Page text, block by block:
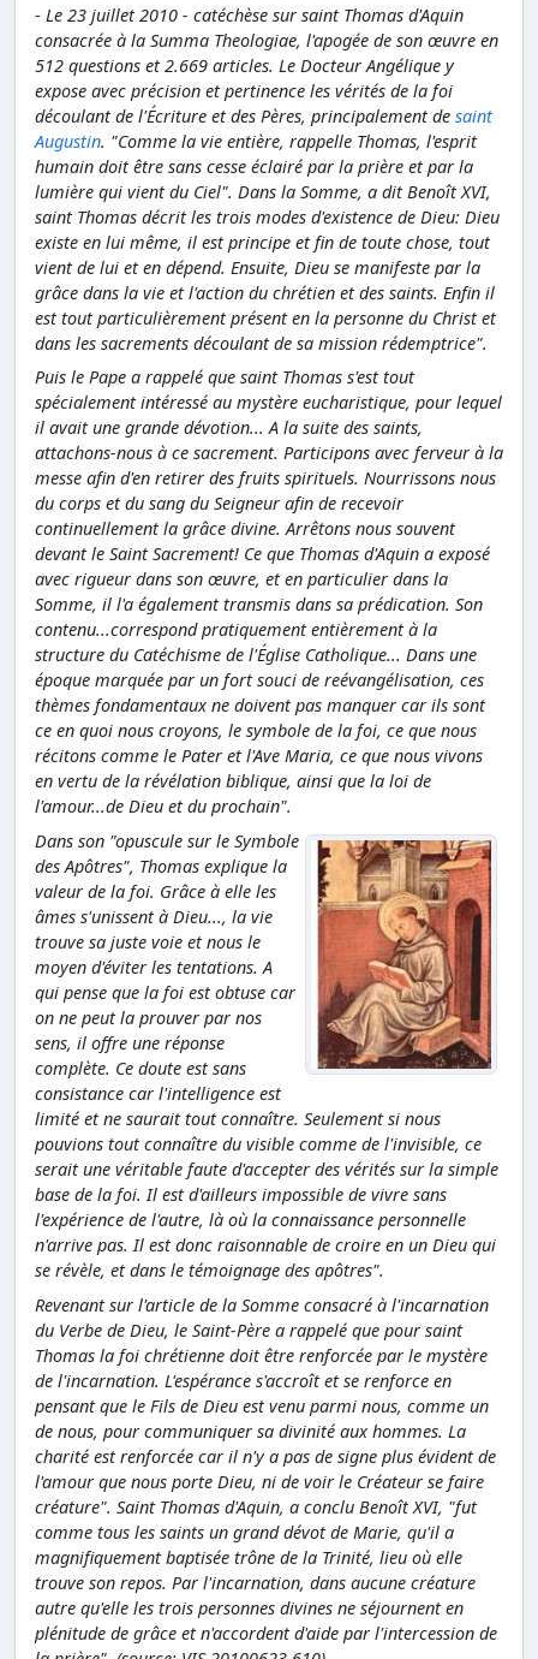
- Le 23 juillet 2010 - catéchèse sur saint Thomas d'Aquin
consacrée à la Summa Theologiae, l'apogée de son œuvre en
512 questions et 2.669 articles. Le Docteur Angélique y
expose avec précision et pertinence les vérités de la foi
découlant de l'Écriture et des Pères, principalement de saint
Augustin. "Comme la vie entière, rappelle Thomas, l'esprit
humain doit être sans cesse éclairé par la prière et par la
lumière qui vient du Ciel". Dans la Somme, a dit Benoît XVI,
saint Thomas décrit les trois modes d'existence de Dieu: Dieu
existe en lui même, il est principe et fin de toute chose, tout
vient de lui et en dépend. Ensuite, Dieu se manifeste par la
grâce dans la vie et l'action du chrétien et des saints. Enfin il
est tout particulièrement présent en la personne du Christ et
dans les sacrements découlant de sa mission rédemptrice".
Puis le Pape a rappelé que saint Thomas s'est tout
spécialement intéressé au mystère eucharistique, pour lequel
il avait une grande dévotion... A la suite des saints,
attachons-nous à ce sacrement. Participons avec ferveur à la
messe afin d'en retirer des fruits spirituels. Nourrissons nous
du corps et du sang du Seigneur afin de recevoir
continuellement la grâce divine. Arrêtons nous souvent
devant le Saint Sacrement! Ce que Thomas d'Aquin a exposé
avec rigueur dans son œuvre, et en particulier dans la
Somme, il l'a également transmis dans sa prédication. Son
contenu...correspond pratiquement entièrement à la
structure du Catéchisme de l'Église Catholique... Dans une
époque marquée par un fort souci de reévangélisation, ces
thèmes fondamentaux ne doivent pas manquer car ils sont
ce en quoi nous croyons, le symbole de la foi, ce que nous
récitons comme le Pater et l'Ave Maria, ce que nous vivons
en vertu de la révélation biblique, ainsi que la loi de
l'amour...de Dieu et du prochain".
Dans son "opuscule sur le Symbole
des Apôtres", Thomas explique la
valeur de la foi. Grâce à elle les
âmes s'unissent à Dieu..., la vie
trouve sa juste voie et nous le
moyen d'éviter les tentations. A
qui pense que la foi est obtuse car
on ne peut la prouver par nos
sens, il offre une réponse
complète. Ce doute est sans
consistance car l'intelligence est
limité et ne saurait tout connaître. Seulement si nous
pouvions tout connaître du visible comme de l'invisible, ce
serait une véritable faute d'accepter des vérités sur la simple
base de la foi. Il est d'ailleurs impossible de vivre sans
l'expérience de l'autre, là où la connaissance personnelle
n'arrive pas. Il est donc raisonnable de croire en un Dieu qui
se révèle, et dans le témoignage des apôtres".
Revenant sur l'article de la Somme consacré à l'incarnation
du Verbe de Dieu, le Saint-Père a rappelé que pour saint
Thomas la foi chrétienne doit être renforcée par le mystère
de l'incarnation. L'espérance s'accroît et se renforce en
pensant que le Fils de Dieu est venu parmi nous, comme un
de nous, pour communiquer sa divinité aux hommes. La
charité est renforcée car il n'y a pas de signe plus évident de
l'amour que nous porte Dieu, ni de voir le Créateur se faire
créature". Saint Thomas d'Aquin, a conclu Benoît XVI, "fut
comme tous les saints un grand dévot de Marie, qu'il a
magnifiquement baptisée trône de la Trinité, lieu où elle
trouve son repos. Par l'incarnation, dans aucune créature
autre qu'elle les trois personnes divines ne séjournent en
plénitude de grâce et n'accordent d'aide par l'intercession de